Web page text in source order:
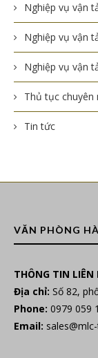
Nghiệp vụ vận
Nghiệp vụ vận
Nghiệp vụ vận
Thủ tục chuyên
Tin tức
VĂN PHÒNG
THÔNG TIN LIÊN
Địa chỉ: Số 82,
Phone: 0979 059
Email: